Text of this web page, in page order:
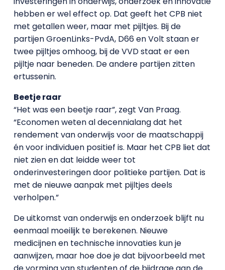
hebben er wel effect op. Dat geeft het CPB niet
met getallen weer, maar met pijltjes. Bij de
partijen GroenLinks-PvdA, D66 en Volt staan er
twee pijltjes omhoog, bij de VVD staat er een
pijltje naar beneden. De andere partijen zitten
ertussenin.
Beetje raar
“Het was een beetje raar”, zegt Van Praag.
“Economen weten al decennialang dat het
rendement van onderwijs voor de maatschappij
én voor individuen positief is. Maar het CPB liet dat
niet zien en dat leidde weer tot
onderinvesteringen door politieke partijen. Dat is
met de nieuwe aanpak met pijltjes deels
verholpen.”
De uitkomst van onderwijs en onderzoek blijft nu
eenmaal moeilijk te berekenen. Nieuwe
medicijnen en technische innovaties kun je
aanwijzen, maar hoe doe je dat bijvoorbeeld met